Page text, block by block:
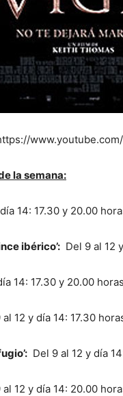
la semana:
14: 17.30 y 20.00
ibérico’: Del 9 al 12
14: 17.30 y 20.00
al 12 y día 14: 17.30
Del 9 al 12 y día
al 12 y día 14: 20.00